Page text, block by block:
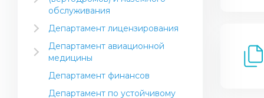
Программа технического
обслуживания воздушного
судна
Перечень минимального
оборудования
Директивы летной годности
Обеспечение
аэронавигационной
информацией (AIS) и
Картография (MAP)
Обслуживание воздушного
движения (ATS)
Поисково-спасательное
обслуживания
Стандарты и рекомендуемая
практика ИКАО
Инструктивный материал
Сертификация аэродромов
(вертодромов)
Департамент лицензирования
Лицензирование авиационного
персонала
Подготовка авиационного
персонала
Департамент авиационной
медицины
Авиационные правила –
медицина
Департамент финансов
Департамент по устойчивому